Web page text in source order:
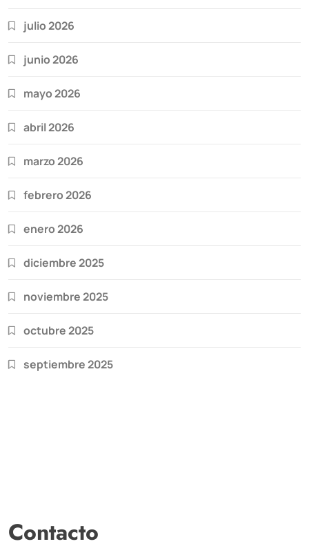
julio 2026
junio 2026
mayo 2026
abril 2026
marzo 2026
febrero 2026
enero 2026
diciembre 2025
noviembre 2025
octubre 2025
septiembre 2025
Contacto